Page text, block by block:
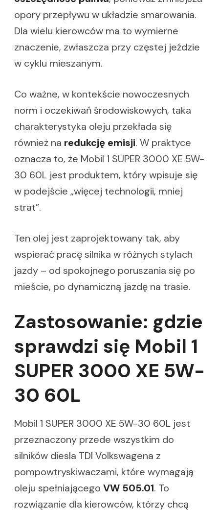
opory przepływu w układzie smarowania.
Dla wielu kierowców ma to wymierne
znaczenie, zwłaszcza przy częstej jeździe
w cyklu mieszanym.
Co ważne, w kontekście nowoczesnych
norm i oczekiwań środowiskowych, taka
charakterystyka oleju przekłada się
również na redukcję emisji. W praktyce
oznacza to, że Mobil 1 SUPER 3000 XE 5W-
30 60L jest produktem, który wpisuje się
w podejście „więcej technologii, mniej
strat”.
Ten olej jest zaprojektowany tak, aby
wspierać pracę silnika w różnych stylach
jazdy – od spokojnego poruszania się po
mieście, po dynamiczną jazdę na trasie.
Zastosowanie: gdzie
sprawdzi się Mobil 1
SUPER 3000 XE 5W-
30 60L
Mobil 1 SUPER 3000 XE 5W-30 60L jest
przeznaczony przede wszystkim do
silników diesla TDI Volkswagena z
pompowtryskiwaczami, które wymagają
oleju spełniającego VW 505.01. To
rozwiązanie dla kierowców, którzy chcą